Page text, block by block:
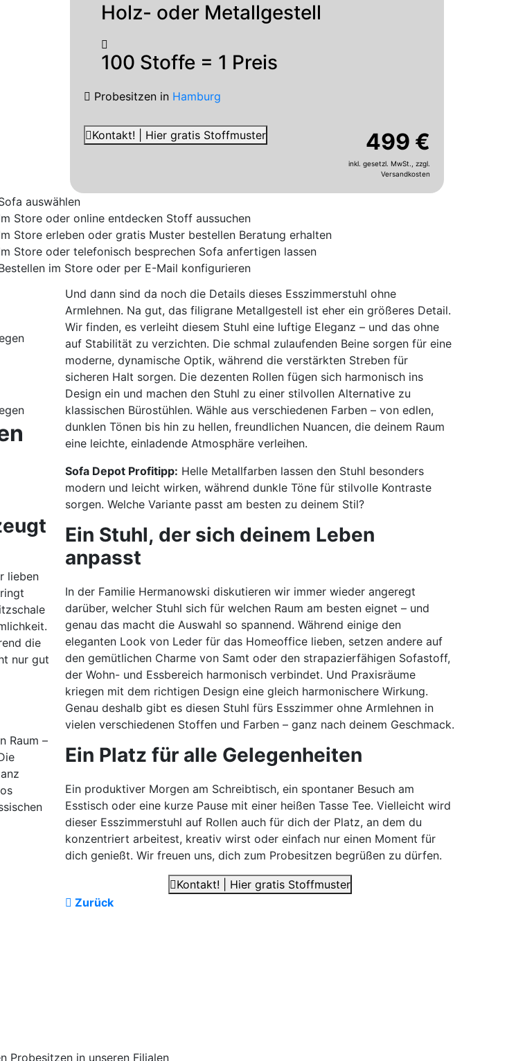
Holz- oder Metallgestell
100 Stoffe = 1 Preis
Probesitzen in Hamburg
Kontakt! | Hier gratis Stoffmuster 499 €
inkl. gesetzl. MwSt., zzgl.
Versandkosten
auswählen
Store oder online entdecken Stoff aussuchen
Store erleben oder gratis Muster bestellen Beratung erhalten
Store oder telefonisch besprechen Sofa anfertigen lassen
im Store oder per E-Mail konfigurieren
lieben
die
nur gut
Raum –
Und dann sind da noch die Details dieses Esszimmerstuhl ohne
Armlehnen. Na gut, das filigrane Metallgestell ist eher ein größeres Detail.
Wir finden, es verleiht diesem Stuhl eine luftige Eleganz – und das ohne
auf Stabilität zu verzichten. Die schmal zulaufenden Beine sorgen für eine
moderne, dynamische Optik, während die verstärkten Streben für
sicheren Halt sorgen. Die dezenten Rollen fügen sich harmonisch ins
Design ein und machen den Stuhl zu einer stilvollen Alternative zu
klassischen Bürostühlen. Wähle aus verschiedenen Farben – von edlen,
dunklen Tönen bis hin zu hellen, freundlichen Nuancen, die deinem Raum
eine leichte, einladende Atmosphäre verleihen.
Sofa Depot Profitipp: Helle Metallfarben lassen den Stuhl besonders
modern und leicht wirken, während dunkle Töne für stilvolle Kontraste
sorgen. Welche Variante passt am besten zu deinem Stil?
Ein Stuhl, der sich deinem Leben
anpasst
In der Familie Hermanowski diskutieren wir immer wieder angeregt
darüber, welcher Stuhl sich für welchen Raum am besten eignet – und
genau das macht die Auswahl so spannend. Während einige den
eleganten Look von Leder für das Homeoffice lieben, setzen andere auf
den gemütlichen Charme von Samt oder den strapazierfähigen Sofastoff,
der Wohn- und Essbereich harmonisch verbindet. Und Praxisräume
kriegen mit dem richtigen Design eine gleich harmonischere Wirkung.
Genau deshalb gibt es diesen Stuhl fürs Esszimmer ohne Armlehnen in
vielen verschiedenen Stoffen und Farben – ganz nach deinem Geschmack.
Ein Platz für alle Gelegenheiten
Ein produktiver Morgen am Schreibtisch, ein spontaner Besuch am
Esstisch oder eine kurze Pause mit einer heißen Tasse Tee. Vielleicht wird
dieser Esszimmerstuhl auf Rollen auch für dich der Platz, an dem du
konzentriert arbeitest, kreativ wirst oder einfach nur einen Moment für
dich genießt. Wir freuen uns, dich zum Probesitzen begrüßen zu dürfen.
Kontakt! | Hier gratis Stoffmuster
Zurück
Probesitzen in unseren Filialen